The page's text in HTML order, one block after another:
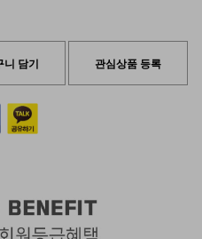
니 담기 관심상품 등록